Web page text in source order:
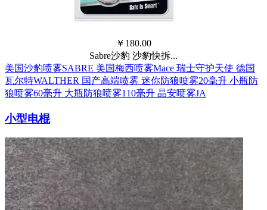
￥ 180.00
Sabre沙豹 沙豹快拆...
美国沙豹喷雾SABRE 美国梅西喷雾Mace 瑞士守护天使 德国
瓦尔特WALTHER 国产高端喷雾 迷你防狼喷雾20毫升 小瓶防
狼喷雾60毫升 大瓶防狼喷雾110毫升 晶安喷雾JA
小型电棍